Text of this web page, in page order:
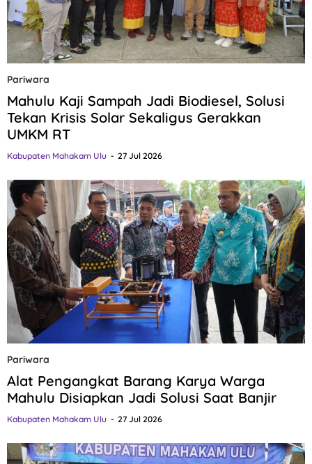
Pariwara
Mahulu Kaji Sampah Jadi Biodiesel, Solusi
Tekan Krisis Solar Sekaligus Gerakkan
UMKM RT
Kabupaten Mahakam Ulu 27 Jul 2026
Pariwara
Alat Pengangkat Barang Karya Warga
Mahulu Disiapkan Jadi Solusi Saat Banjir
Kabupaten Mahakam Ulu 27 Jul 2026